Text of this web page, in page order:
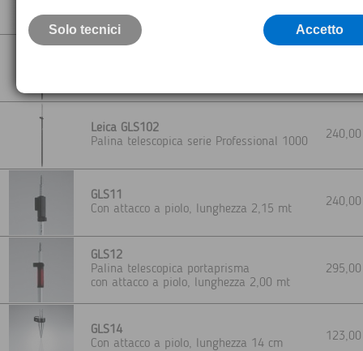
Leica GLS102
Palina telescopica serie Professional 1000
GLS11
Con attacco a piolo, lunghezza 2,15 mt
GLS12
Palina telescopica portaprisma
con attacco a piolo, lunghezza 2,00 mt
GLS14
Con attacco a piolo, lunghezza 14 cm
Solo tecnici Accetto